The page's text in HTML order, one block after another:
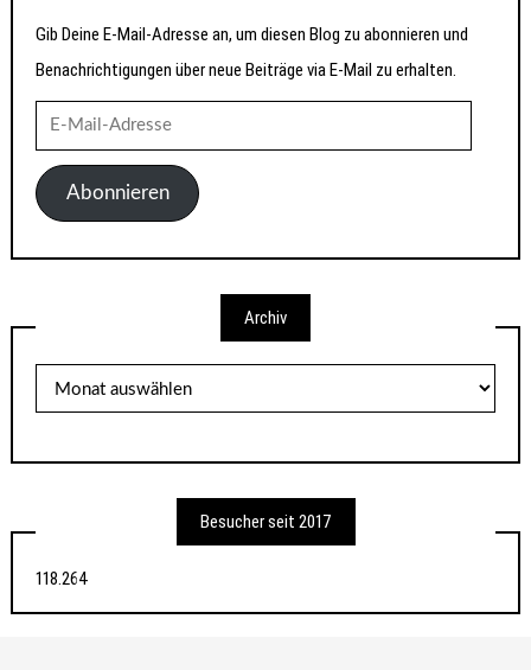
Gib Deine E-Mail-Adresse an, um diesen Blog zu abonnieren und
Benachrichtigungen über neue Beiträge via E-Mail zu erhalten.
Mail-
AdresseAbonnieren
Archiv
Besucher seit 2017
118.264